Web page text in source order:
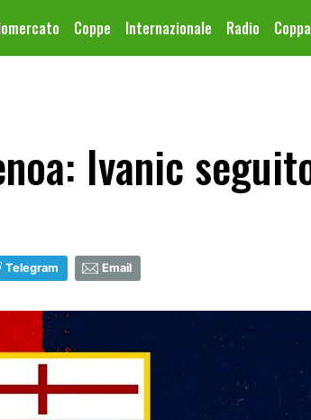
Coppe Internazionale Radio
Ivanic
Telegram Email